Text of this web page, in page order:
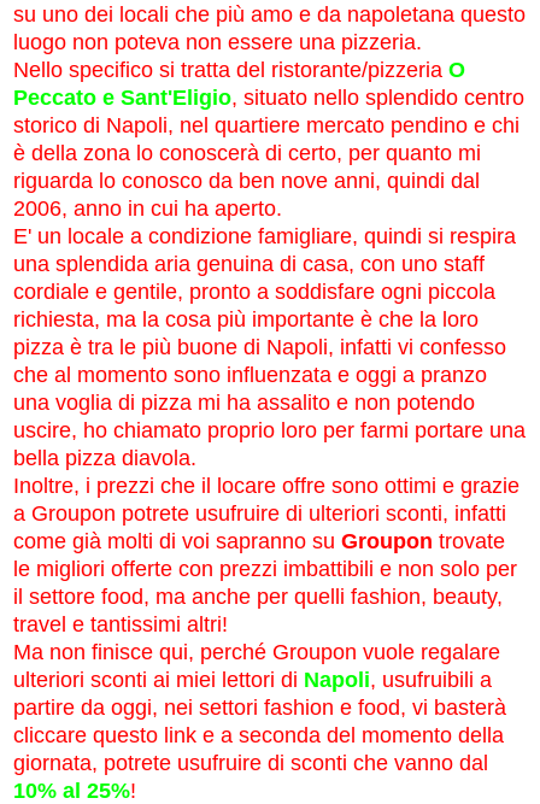
su uno dei locali che più amo e da napoletana questo
luogo non poteva non essere una pizzeria.
Nello specifico si tratta del ristorante/pizzeria O
Peccato e Sant'Eligio, situato nello splendido centro
storico di Napoli, nel quartiere mercato pendino e chi
è della zona lo conoscerà di certo, per quanto mi
riguarda lo conosco da ben nove anni, quindi dal
2006, anno in cui ha aperto.
E' un locale a condizione famigliare, quindi si respira
una splendida aria genuina di casa, con uno staff
cordiale e gentile, pronto a soddisfare ogni piccola
richiesta, ma la cosa più importante è che la loro
pizza è tra le più buone di Napoli, infatti vi confesso
che al momento sono influenzata e oggi a pranzo
una voglia di pizza mi ha assalito e non potendo
uscire, ho chiamato proprio loro per farmi portare una
bella pizza diavola.
Inoltre, i prezzi che il locare offre sono ottimi e grazie
a Groupon potrete usufruire di ulteriori sconti, infatti
come già molti di voi sapranno su Groupon trovate
le migliori offerte con prezzi imbattibili e non solo per
il settore food, ma anche per quelli fashion, beauty,
travel e tantissimi altri!
Ma non finisce qui, perché Groupon vuole regalare
ulteriori sconti ai miei lettori di Napoli, usufruibili a
partire da oggi, nei settori fashion e food, vi basterà
cliccare questo link e a seconda del momento della
giornata, potrete usufruire di sconti che vanno dal
10% al 25%!